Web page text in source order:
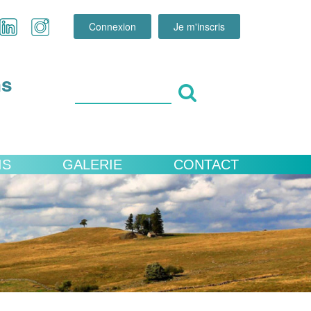
Connexion Je m'inscris
GALERIE CONTACT